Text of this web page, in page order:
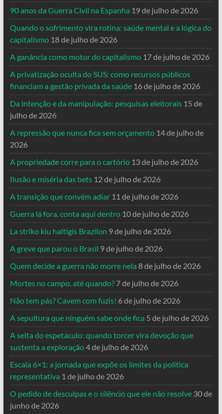
90 anos da Guerra Civil na Espanha 19 de julho de 2026
Quando o sofrimento vira rotina: saúde mental e a lógica do
capitalismo 18 de julho de 2026
A ganância como motor do capitalismo 17 de julho de 2026
A privatização oculta do SUS: como recursos públicos
financiam a gestão privada da saúde 16 de julho de 2026
Da intenção e da manipulação: pesquisas eleitorais 15 de
julho de 2026
A repressão que nunca fica sem orçamento 14 de julho de
2026
A propriedade corre para o cartório 13 de julho de 2026
Ilusão e miséria das bets 12 de julho de 2026
A transição que convém adiar 11 de julho de 2026
Guerra lá fora, conta aqui dentro 10 de julho de 2026
La striko kiu haltigis Brazilon 9 de julho de 2026
A greve que parou o Brasil 9 de julho de 2026
Quem decide a guerra não morre nela 8 de julho de 2026
Mortes no campo, até quando? 7 de julho de 2026
Não tem pás? Cavem com fuzis! 6 de julho de 2026
A sepultura que ninguém sabe onde fica 5 de julho de 2026
A seita do espetáculo: quando torcer vira devoção que
sustenta a exploração4 de julho de 2026
Escala 6×1: a jornada que expõe os limites da política
representativa 1 de julho de 2026
O pedido de desculpas e o silêncio que ele não resolve 30 de
junho de 2026